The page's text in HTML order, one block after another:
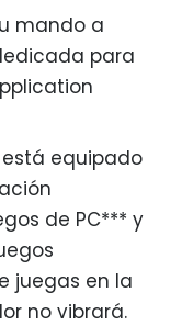
mando a
para
está equipado
de PC*** y
juegas en la
no vibrará.